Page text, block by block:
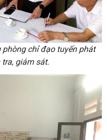
phòng chỉ đạo tuyến phát
giám sát.